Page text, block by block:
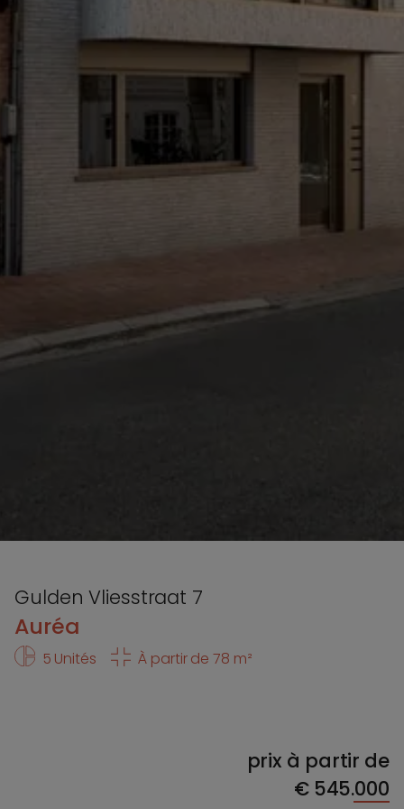
Gulden Vliesstraat 7
Auréa
5 Unités À partir de 78 m²
prix à partir de
€545.000